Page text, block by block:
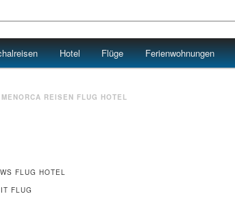
content
content Hotel Flüge Ferienwohnungen
MENORCA REISEN FLUG HOTEL
FLUG HOTEL
FLUG